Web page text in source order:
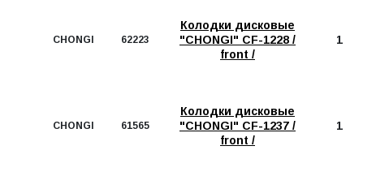
CHONGI 62223
Колодки дисковые
"CHONGI" CF-1228 /
front /
1
CHONGI 61565
Колодки дисковые
"CHONGI" CF-1237 /
front /
1